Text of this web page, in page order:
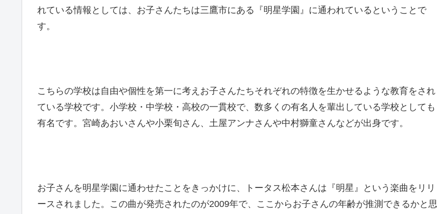
れている情報としては、お子さんたちは三鷹市にある『明星学園』に通われているということで
す。
こちらの学校は自由や個性を第一に考えお子さんたちそれぞれの特徴を生かせるような教育をされ
ている学校です。小学校・中学校・高校の一貫校で、数多くの有名人を輩出している学校としても
有名です。宮崎あおいさんや小栗旬さん、土屋アンナさんや中村獅童さんなどが出身です。
お子さんを明星学園に通わせたことをきっかけに、トータス松本さんは『明星』という楽曲をリリ
ースされました。この曲が発売されたのが2009年で、ここからお子さんの年齢が推測できるかと思